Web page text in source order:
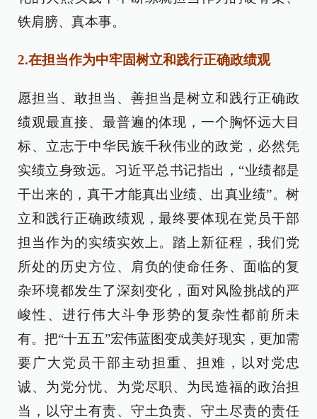
铁肩膀、真本事。
2.在担当作为中牢固树立和践行正确政绩观
愿担当、敢担当、善担当是树立和践行正确政
绩观最直接、最普遍的体现，一个胸怀远大目
标、立志于中华民族千秋伟业的政党，必然凭
实绩立身致远。习近平总书记指出，“业绩都是
干出来的，真干才能真出业绩、出真业绩”。树
立和践行正确政绩观，最终要体现在党员干部
担当作为的实绩实效上。踏上新征程，我们党
所处的历史方位、肩负的使命任务、面临的复
杂环境都发生了深刻变化，面对风险挑战的严
峻性、进行伟大斗争形势的复杂性都前所未
有。把“十五五”宏伟蓝图变成美好现实，更加需
要广大党员干部主动担重、担难，以对党忠
诚、为党分忧、为党尽职、为民造福的政治担
当，以守土有责、守土负责、守土尽责的责任